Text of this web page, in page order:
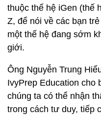
thuộc thế hệ iGen (thế
Z, để nói về các bạn
một thế hệ đang sớm
giới.
Ông Nguyễn Trung
IvyPrep Education cho
chúng ta có thể nhận
trong cách tư duy, tiếp